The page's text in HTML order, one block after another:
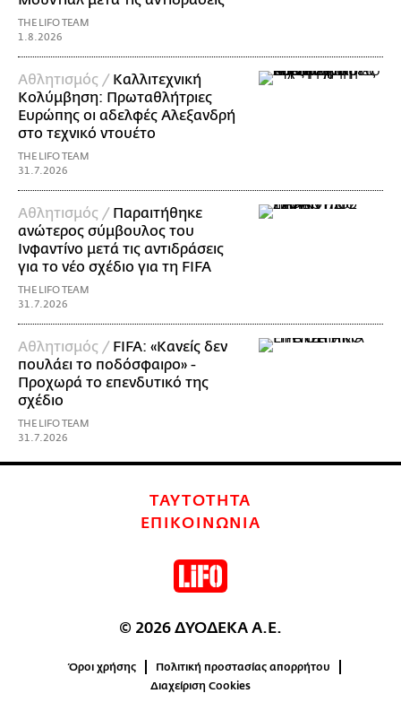
THE LIFO TEAM
1.8.2026
Αθλητισμός / Καλλιτεχνική
Κολύμβηση: Πρωταθλήτριες
Ευρώπης οι αδελφές Αλεξανδρή
στο τεχνικό ντουέτο
THE LIFO TEAM
31.7.2026
Αθλητισμός / Παραιτήθηκε
ανώτερος σύμβουλος του
Ινφαντίνο μετά τις αντιδράσεις
για το νέο σχέδιο για τη FIFA
THE LIFO TEAM
31.7.2026
Αθλητισμός / FIFA: «Κανείς δεν
πουλάει το ποδόσφαιρο» -
Προχωρά το επενδυτικό της
σχέδιο
THE LIFO TEAM
31.7.2026
ΤΑΥΤΟΤΗΤΑ
ΕΠΙΚΟΙΝΩΝΙΑ
© 2026 ΔΥΟΔΕΚΑ Α.Ε.
Όροι χρήσης
Πολιτική προστασίας απορρήτου
Διαχείριση Cookies